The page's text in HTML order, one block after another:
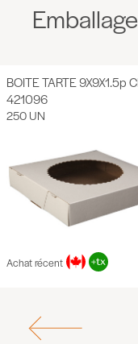
Emballage
BOITE TARTE 9X9X1.5p
421096
250 UN
Achat récent